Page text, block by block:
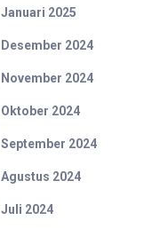
Januari 2025
Desember 2024
November 2024
Oktober 2024
September 2024
Agustus 2024
Juli 2024